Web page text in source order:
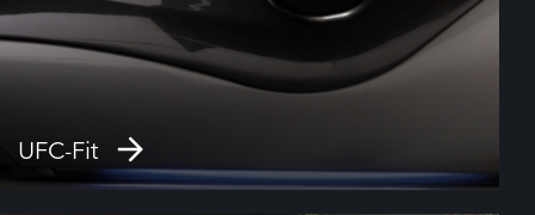
UFC-Fit